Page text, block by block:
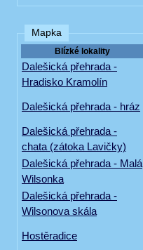
Mapka
Blízké lokality
Dalešická přehrada -
Hradisko Kramolín
Dalešická přehrada - hráz
Dalešická přehrada -
chata (zátoka Lavičky)
Dalešická přehrada - Malá
Wilsonka
Dalešická přehrada -
Wilsonova skála
Hostěradice